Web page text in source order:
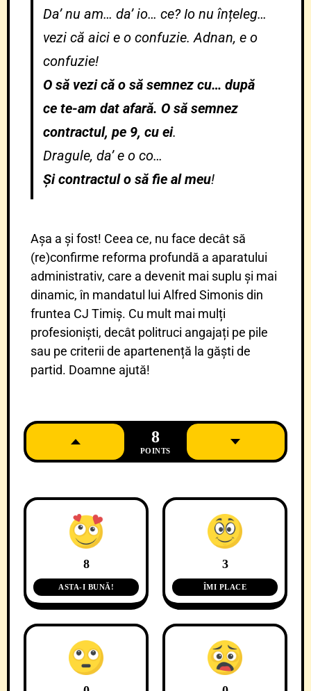
Da’ nu am… da’ io… ce? Io nu înțeleg…
vezi că aici e o confuzie. Adnan, e o
confuzie!
O să vezi că o să semnez cu… după
ce te-am dat afară. O să semnez
contractul, pe 9, cu ei.
Dragule, da’ e o co…
Și contractul o să fie al meu!
Așa a și fost! Ceea ce, nu face decât să
(re)confirme reforma profundă a aparatului
administrativ, care a devenit mai suplu și mai
dinamic, în mandatul lui Alfred Simonis din
fruntea CJ Timiș. Cu mult mai mulți
profesioniști, decât politruci angajați pe pile
sau pe criterii de apartenență la găști de
partid. Doamne ajută!
8
POINTS
8
ASTA-I BUNĂ!
3
ÎMI PLACE